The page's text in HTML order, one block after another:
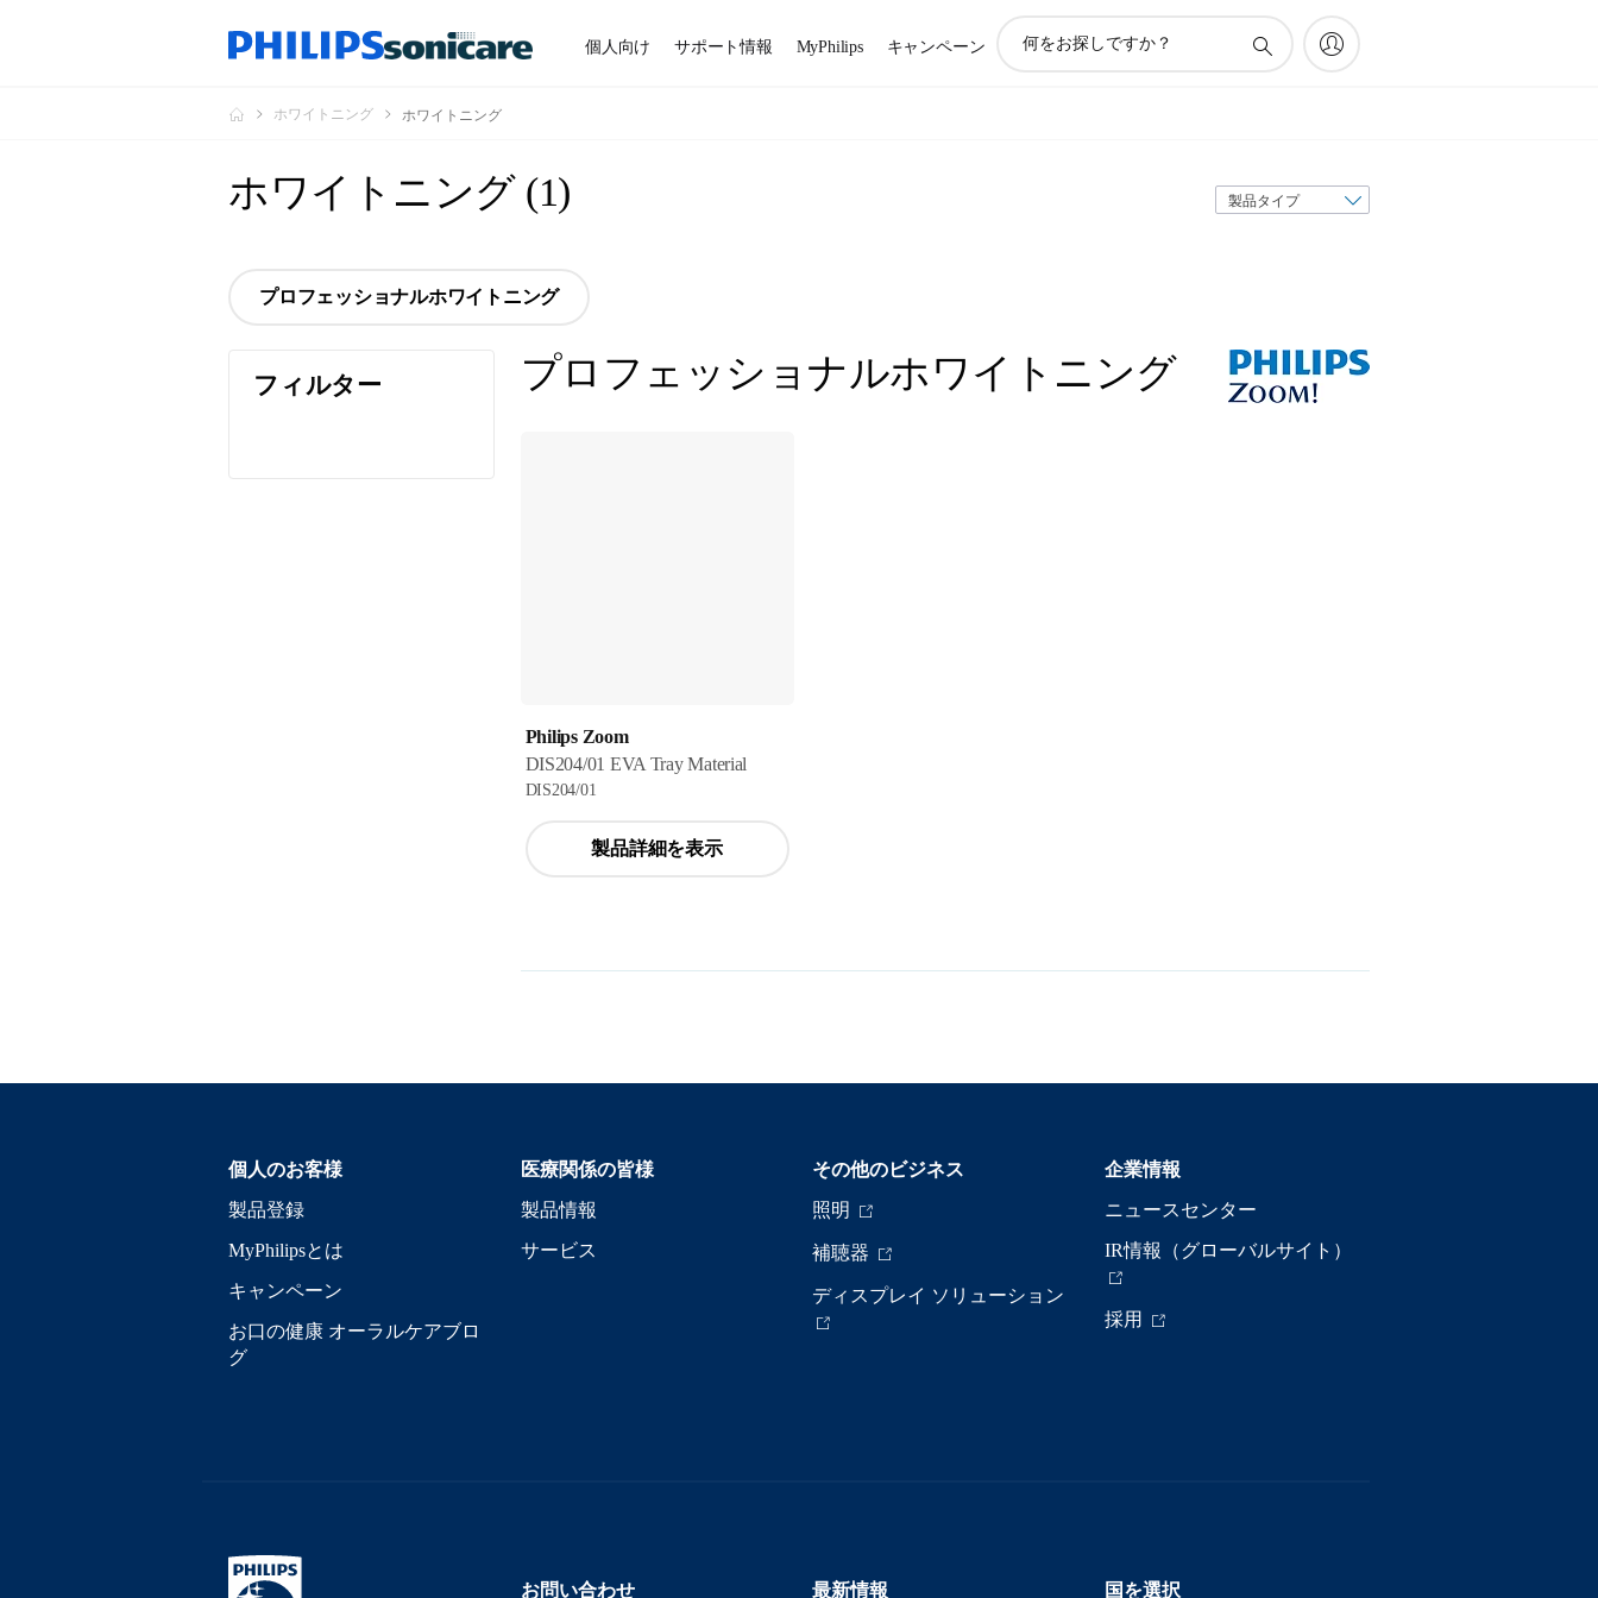
個人向け サポート情報 MyPhilips キャンペーン
ホワイトニング ホワイトニング
ホワイトニング (1)
プロフェッショナルホワイトニング
フィルター プロフェッショナルホワイトニング
Philips Zoom
DIS204/01 EVA Tray Material
DIS204/01
製品詳細を表示
個人のお客様
製品登録
MyPhilipsとは
キャンペーン
お口の健康 オーラルケアブロ
グ
医療関係の皆様
製品情報
サービス
その他のビジネス
照明
補聴器
ディスプレイ ソリューション
企業情報
ニュースセンター
IR情報（グローバルサイト）
採用
お問い合わせ 最新情報 国を選択